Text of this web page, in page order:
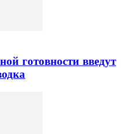
готовности введут